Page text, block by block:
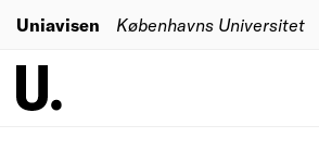
Uniavisen Københavns Universitet